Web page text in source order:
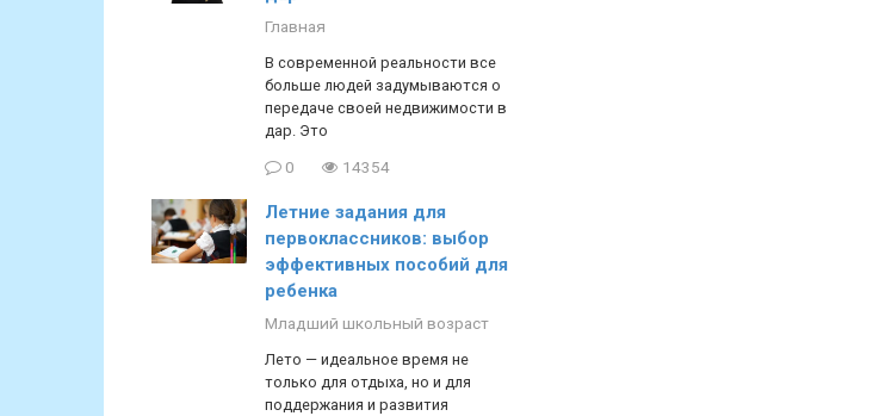
Главная
В современной реальности все
больше людей задумываются о
передаче своей недвижимости в
дар. Это
0 14354
Летние задания для
первоклассников: выбор
эффективных пособий для
ребенка
Младший школьный возраст
Лето — идеальное время не
только для отдыха, но и для
поддержания и развития